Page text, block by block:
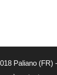
Paliano